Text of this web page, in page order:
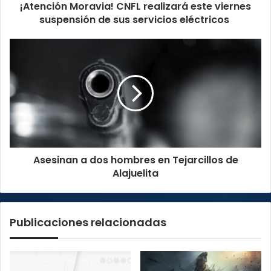
servicios
eléctricos
¡Atención Moravia! CNFL realizará este viernes
suspensión de sus servicios eléctricos
dos
hombres
en
Tejarcillos
Alajuelita
Asesinan a dos hombres en Tejarcillos de
Alajuelita
Publicaciones relacionadas